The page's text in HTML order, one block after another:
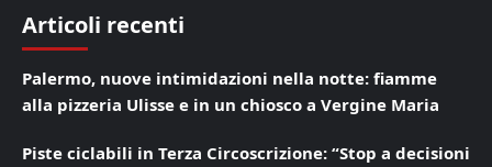
Articoli recenti
Palermo, nuove intimidazioni nella notte: fiamme
alla pizzeria Ulisse e in un chiosco a Vergine Maria
Piste ciclabili in Terza Circoscrizione: “Stop a decisioni